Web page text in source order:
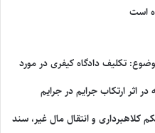
است
تکلیف دادگاه کیفری در مورد
اثر ارتکاب جرایم در جرایم
کلاهبرداری و انتقال مال غیر، سند